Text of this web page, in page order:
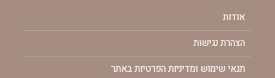
אודות
הצהרת נגישות
תנאי שימוש ומדיניות הפרטיות באתר